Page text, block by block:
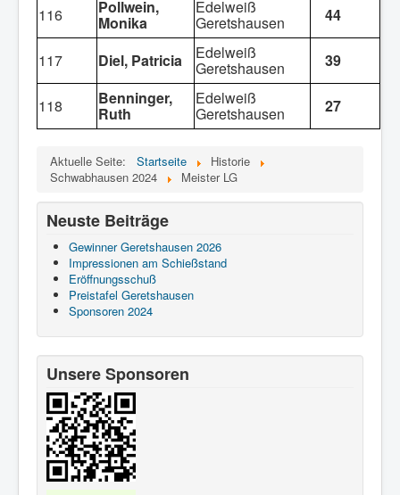
116 Pollwein,
Monika
Edelweiß
Geretshausen 44
117 Diel, Patricia Edelweiß
Geretshausen 39
118 Benninger,
Ruth
Edelweiß
Geretshausen 27
Aktuelle Seite: Startseite
Historie
Schwabhausen 2024
Meister LG
Neuste Beiträge
Gewinner Geretshausen 2026
Impressionen am Schießstand
Eröffnungsschuß
Preistafel Geretshausen
Sponsoren 2024
Unsere Sponsoren